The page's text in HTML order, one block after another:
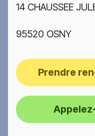
14 CHAUSSEE
95520 OSNY
Prendre